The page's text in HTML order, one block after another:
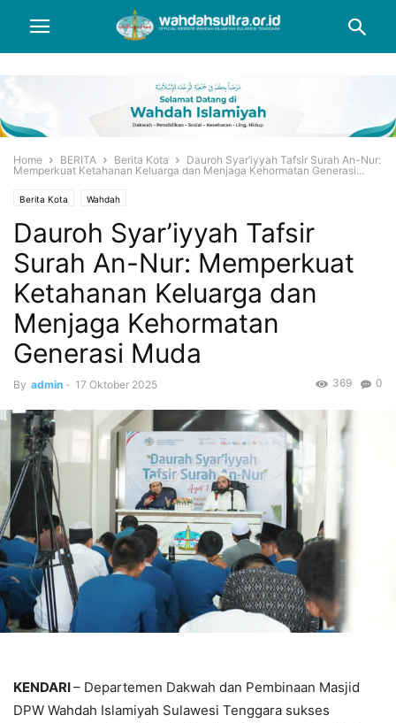
Home BERITA Berita Kota
Dauroh Syar’iyyah Tafsir Surah An-Nur:
Memperkuat Ketahanan Keluarga dan Menjaga Kehormatan Generasi...
Berita Kota Wahdah
Dauroh Syar’iyyah Tafsir
Surah An-Nur: Memperkuat
Ketahanan Keluarga dan
Menjaga Kehormatan
Generasi Muda
By admin - 17 Oktober 2025 0
369
KENDARI– Departemen Dakwah dan Pembinaan Masjid
DPW Wahdah Islamiyah Sulawesi Tenggara sukses